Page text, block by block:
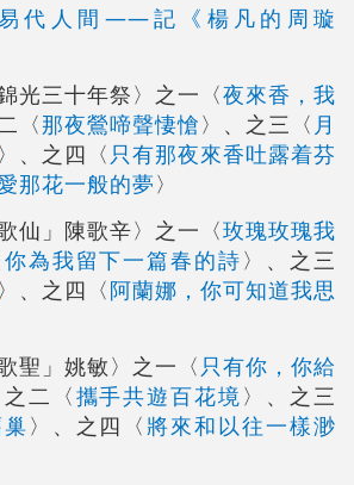
代人間――記《楊凡的周璇
光三十年祭〉之一〈夜來香，我
〈那夜鶯啼聲悽愴〉、之三〈 月
〉、之四〈 只有那夜來香吐露着芬
那花一般的夢〉
仙」陳歌辛〉之一〈玫瑰玫瑰我
你為我留下一篇春的詩〉、之三
〉、之四〈阿蘭娜，你可知道我思
聖」姚敏〉之一〈 只有你，你給
二〈攜手共遊百花境〉、之三
〉、之四〈 將來和以往一樣渺